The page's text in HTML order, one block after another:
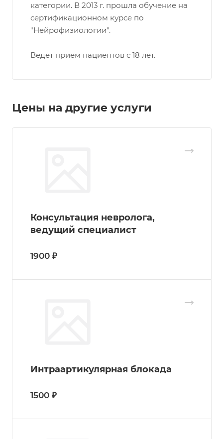
категории. В 2013 г. прошла обучение на
сертификационном курсе по
"Нейрофизиологии".
Ведет прием пациентов с 18 лет.
Цены на другие услуги
Консультация невролога,
ведущий специалист
1900 ₽
Интраартикулярная блокада
1500 ₽